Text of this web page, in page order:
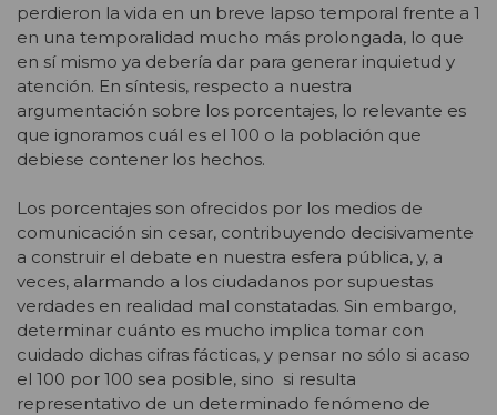
perdieron la vida en un breve lapso temporal frente a 1
en una temporalidad mucho más prolongada, lo que
en sí mismo ya debería dar para generar inquietud y
atención. En síntesis, respecto a nuestra
argumentación sobre los porcentajes, lo relevante es
que ignoramos cuál es el 100 o la población que
debiese contener los hechos.
Los porcentajes son ofrecidos por los medios de
comunicación sin cesar, contribuyendo decisivamente
a construir el debate en nuestra esfera pública, y, a
veces, alarmando a los ciudadanos por supuestas
verdades en realidad mal constatadas. Sin embargo,
determinar cuánto es mucho implica tomar con
cuidado dichas cifras fácticas, y pensar no sólo si acaso
el 100 por 100 sea posible, sino si resulta
representativo de un determinado fenómeno de